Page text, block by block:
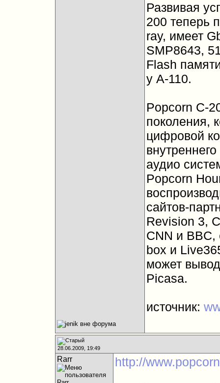
Развивая
200 теперь
ray, имеет
SMP8643,
Flash
у А-110.
Popcorn C-
поколения,
цифровой
аудио
Popcorn
сайтов-
Revision 3,
CNN и BBC,
box и
может
Picasa.
источник:
28.06.2009, 19:49
Rarr http://